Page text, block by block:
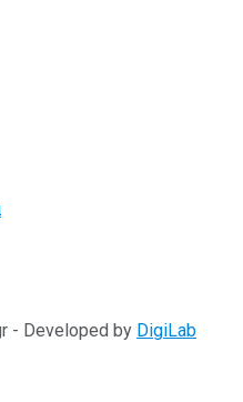
- Developed by DigiLab